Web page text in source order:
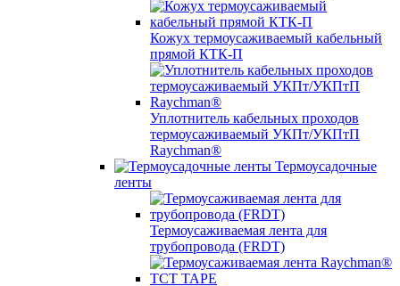
Кожух термоусаживаемый кабельный
прямой КТК-П
Уплотнитель кабельных проходов
термоусаживаемый УКПт/УКПтП
Raychman®
Термоусадочные
ленты
Термоусаживаемая лента для
трубопровода (FRDT)